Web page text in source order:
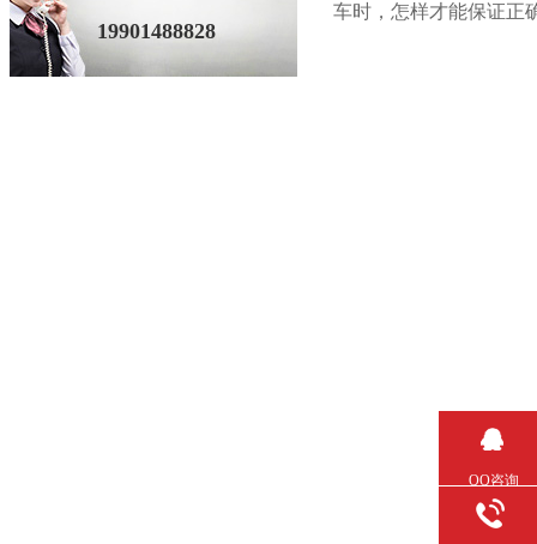
车时，怎样才能保证
19901488828
QQ咨询